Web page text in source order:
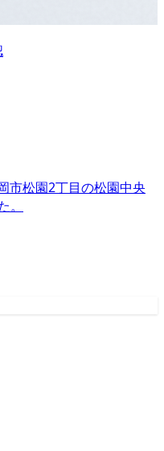
市松園2丁目の松園中央